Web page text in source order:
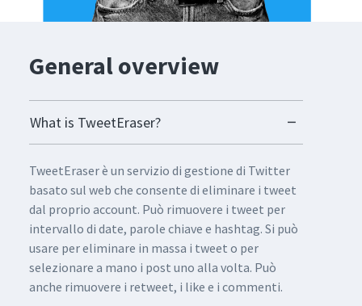
General overview
What is TweetEraser?
TweetEraser è un servizio di gestione di Twitter
basato sul web che consente di eliminare i tweet
dal proprio account. Può rimuovere i tweet per
intervallo di date, parole chiave e hashtag. Si può
usare per eliminare in massa i tweet o per
selezionare a mano i post uno alla volta. Può
anche rimuovere i retweet, i like e i commenti.